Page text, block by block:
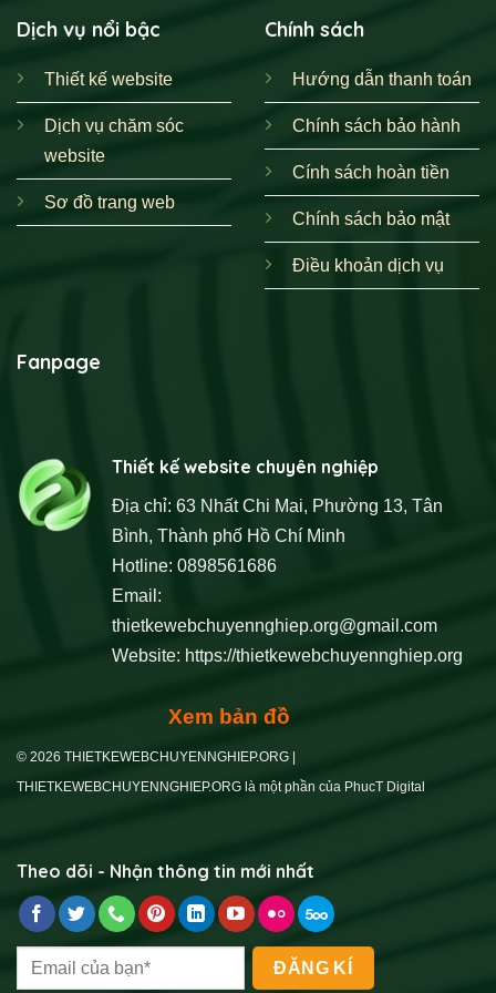
Dịch vụ nổi bậc
Thiết kế website
Dịch vụ chăm sóc
website
Sơ đồ trang web
Chính sách
Hướng dẫn thanh toán
Chính sách bảo hành
Cính sách hoàn tiền
Chính sách bảo mật
Điều khoản dịch vụ
Fanpage
Thiết kế website chuyên nghiệp
Địa chỉ: 63 Nhất Chi Mai, Phường 13, Tân
Bình, Thành phố Hồ Chí Minh
Hotline: 0898561686
Email:
thietkewebchuyennghiep.org@gmail.com
Website: https://thietkewebchuyennghiep.org
Xem bản đồ
© 2026 THIETKEWEBCHUYENNGHIEP.ORG |
THIETKEWEBCHUYENNGHIEP.ORG là một phần của PhucT Digital
Theo dõi - Nhận thông tin mới nhất